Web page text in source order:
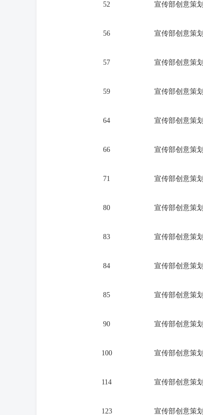
52 宣传部创意策划
56 宣传部创意策划
57 宣传部创意策划
59 宣传部创意策划
64 宣传部创意策划
66 宣传部创意策划
71 宣传部创意策划
80 宣传部创意策划
83 宣传部创意策划
84 宣传部创意策划
85 宣传部创意策划
90 宣传部创意策划
100 宣传部创意策划
114 宣传部创意策划
123 宣传部创意策划